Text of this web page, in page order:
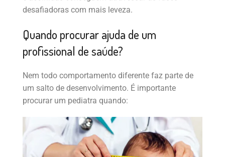
desafiadoras com mais leveza.
Quando procurar ajuda de um
profissional de saúde?
Nem todo comportamento diferente faz parte de
um salto de desenvolvimento. É importante
procurar um pediatra quando: